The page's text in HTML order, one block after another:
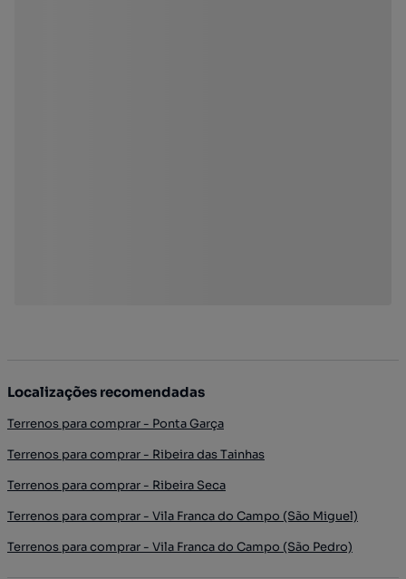
Localizações recomendadas
Terrenos para comprar - Ponta Garça
Terrenos para comprar - Ribeira das Tainhas
Terrenos para comprar - Ribeira Seca
Terrenos para comprar - Vila Franca do Campo (São Miguel)
Terrenos para comprar - Vila Franca do Campo (São Pedro)